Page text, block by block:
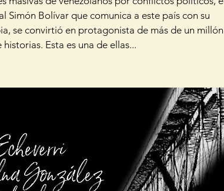
Simón Bolívar que comunica a este país con su
se convirtió en protagonista de más de un millón
historias. Esta es una de ellas...